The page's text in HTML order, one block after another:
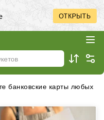
ОТКРЫТЬ
банковские карты любых